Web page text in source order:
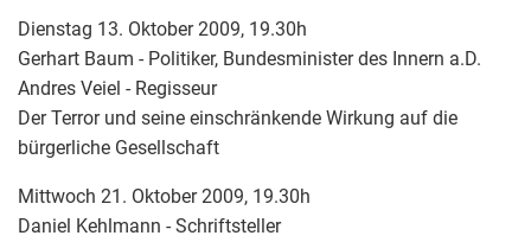
Dienstag 13. Oktober 2009, 19.30h
Gerhart Baum - Politiker, Bundesminister des Innern a.D.
Andres Veiel - Regisseur
Der Terror und seine einschränkende Wirkung auf die
bürgerliche Gesellschaft
Mittwoch 21. Oktober 2009, 19.30h
Daniel Kehlmann - Schriftsteller